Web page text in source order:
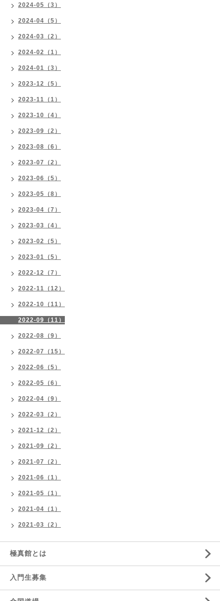
2024-05（3）
2024-04（5）
2024-03（2）
2024-02（1）
2024-01（3）
2023-12（5）
2023-11（1）
2023-10（4）
2023-09（2）
2023-08（6）
2023-07（2）
2023-06（5）
2023-05（8）
2023-04（7）
2023-03（4）
2023-02（5）
2023-01（5）
2022-12（7）
2022-11（12）
2022-10（11）
2022-09（11）
2022-08（9）
2022-07（15）
2022-06（5）
2022-05（6）
2022-04（9）
2022-03（2）
2021-12（2）
2021-09（2）
2021-07（2）
2021-06（1）
2021-05（1）
2021-04（1）
2021-03（2）
極真館とは
入門生募集